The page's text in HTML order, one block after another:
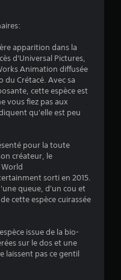
2
é
t
l
e
s
s
apparition dans la
d'Universal Pictures,
Animation diffusée
du Crétacé. Avec sa
cette espèce est
vous fiez pas aux
qu'elle est peu
pour la toute
créateur, le
World
sorti en 2015.
queue, d'un cou et
cette espèce cuirassée
issue de la bio-
sur le dos et une
laissent pas ce gentil